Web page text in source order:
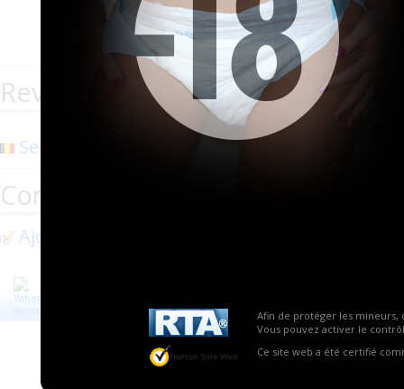
Afin de protéger les mineurs,
Vous pouvez activer le
Ce site web a été certifié
Pants à
Revendeurs de la marque Always
Senup (2)
Commentaires
Ajouter un commentaire
Vanessa75
Pour :
Absorption surprenante pour une si